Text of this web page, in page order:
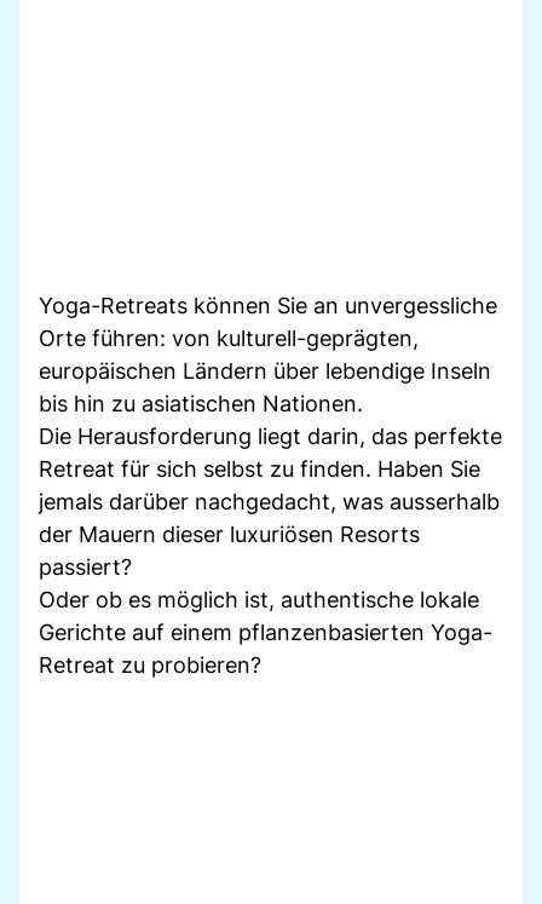
Yoga-Retreats können Sie an unvergessliche
Orte führen: von kulturell-geprägten,
europäischen Ländern über lebendige Inseln
bis hin zu asiatischen Nationen.
Die Herausforderung liegt darin, das perfekte
Retreat für sich selbst zu finden. Haben Sie
jemals darüber nachgedacht, was ausserhalb
der Mauern dieser luxuriösen Resorts
passiert?
Oder ob es möglich ist, authentische lokale
Gerichte auf einem pflanzenbasierten Yoga-
Retreat zu probieren?